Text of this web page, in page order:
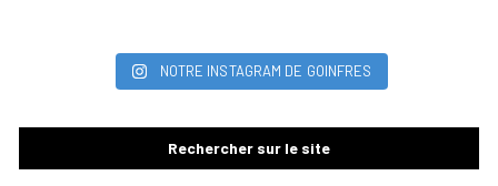
NOTRE INSTAGRAM DE GOINFRES
Rechercher sur le site